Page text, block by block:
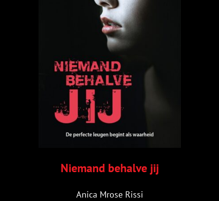
Niemand behalve jij
Anica Mrose Rissi